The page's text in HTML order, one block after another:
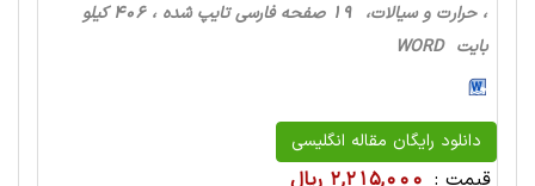
، حرارت‌ و سیالات، 19 صفحه فارسی تایپ شده ، 406 کیلو
بایت WORD
دانلود رایگان مقاله انگلیسی
قیمت : 2,215,000 ریال